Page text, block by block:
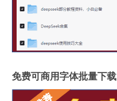
免费可商用字体批量下载